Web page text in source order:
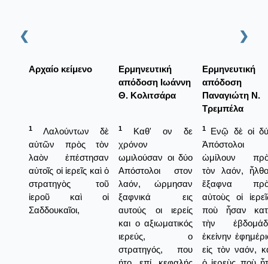
❮ ❯
Αρχαίο κείμενο
Ερμηνευτική
απόδοση Ιωάννη
Θ. Κολιτσάρα
Ερμηνευτική
απόδοση
Παναγιώτη Ν.
Τρεμπέλα
1
Λαλούντων δὲ
αὐτῶν πρὸς τὸν
λαὸν ἐπέστησαν
αὐτοῖς οἱ ἱερεῖς καὶ ὁ
στρατηγὸς τοῦ
ἱεροῦ καὶ οἱ
Σαδδουκαῖοι,
1
Καθ' ον δε
χρόνον
ωμιλούσαν οι δύο
Απόστολοι στον
λαόν, ώρμησαν
ξαφνικά εις
αυτούς οι ιερείς
και ο αξιωματικός
ιερεύς, ο
στρατηγός, που
1
Ενῷ δὲ οἱ
Ἀπόστολοι
ὡμίλουν
τὸν λαόν,
ἔξαφνα
αὐτοὺς οἱ
ποὺ ἦσαν
τὴν
ἐκείνην
εἰς τὸν ναόν,